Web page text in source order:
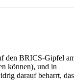
den BRICS-Gipfel
können), und in
darauf beharrt,